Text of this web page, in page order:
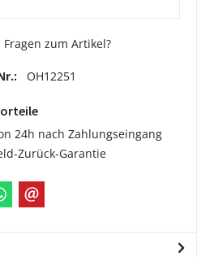
Fragen zum Artikel?
OH12251
24h nach Zahlungseingang
Zurück-Garantie